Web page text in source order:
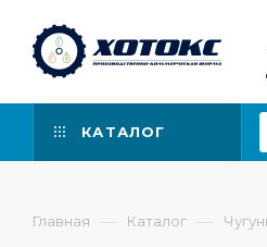
КАТАЛОГ
Главная — Каталог —